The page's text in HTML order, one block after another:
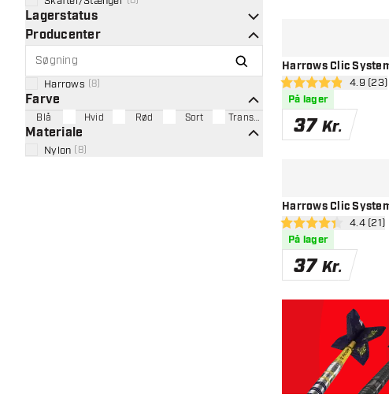
Lagerstatus
Producenter
Harrows 8
Farve
Blå Hvid Rød Sort Transparant
Materiale
Nylon 8)
Harrows Clic
åbn
4.9 4.9 (23)
På lager
37 Kr.
Harrows Clic
åbn
4.4 4.4 (21)
På lager
37 Kr.